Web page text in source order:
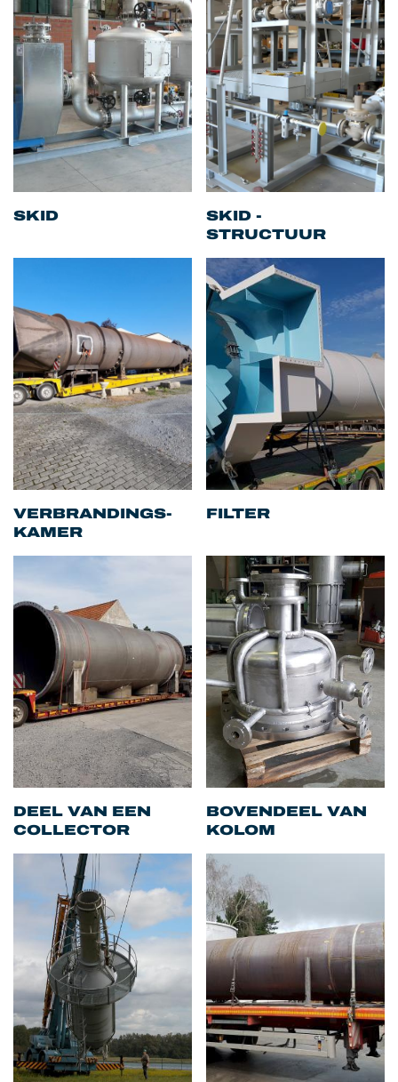
SKID
SKID -
STRUCTUUR
VERBRANDINGS-
KAMER
FILTER
DEEL VAN EEN
COLLECTOR
BOVENDEEL VAN
KOLOM